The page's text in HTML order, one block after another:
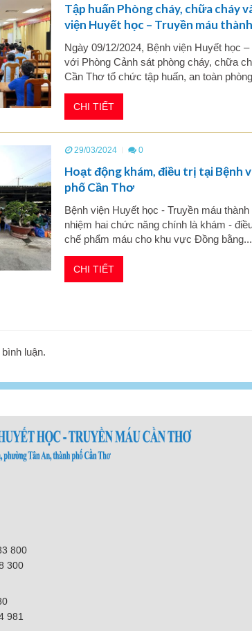
Tập huấn Phòng cháy, chữa cháy
viện Huyết học – Truyền máu
Ngày 09/12/2024, Bệnh viện Huyết học
với Phòng Cảnh sát phòng cháy, chữa
Cần Thơ tổ chức tập huấn, an toàn
CHI TIẾT
29/03/2024 0
Hoạt động khám, điều trị tại Bệnh
phố Cần Thơ
Bệnh viện Huyết học - Truyền máu
nhiệm hai chức năng chính là khám -
chế phẩm máu cho khu vực Đồng bằng...
CHI TIẾT
luận.
800
300
981